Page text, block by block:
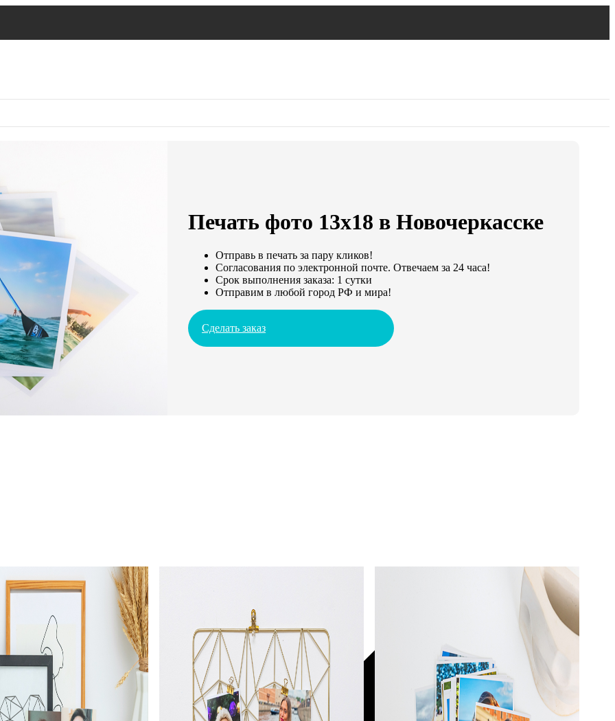
Печать фото 13х18 в Новочеркасске
Отправь в печать за пару кликов!
Согласования по электронной почте. Отвечаем за 24 часа!
Срок выполнения заказа: 1 сутки
Отправим в любой город РФ и мира!
Сделать заказ